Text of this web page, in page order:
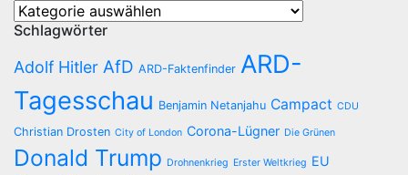
Kategorien
Schlagwörter
Adolf Hitler AfD ARD-Faktenfinder ARD-
Tagesschau Benjamin Netanjahu Campact CDU
Christian Drosten City of London Corona-Lügner Die Grünen
Donald Trump Drohnenkrieg Erster Weltkrieg EU